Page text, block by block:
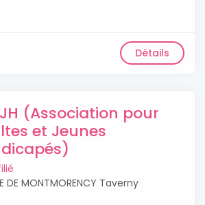
Détails
(Association pour
et Jeunes
DE MONTMORENCY Taverny